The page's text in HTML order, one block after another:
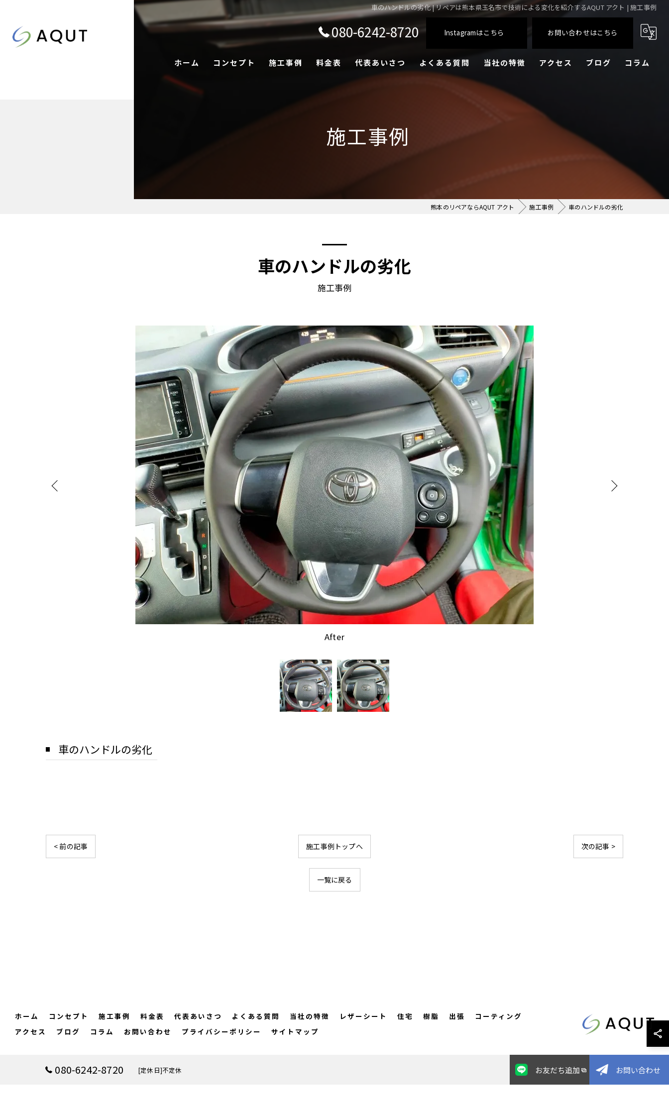
車のハンドルの劣化 | リペアは熊本県玉名市で技術による変化を紹介するAQUT アクト | 施工事例
080-6242-8720 Instagramはこちら お問い合わせはこちら
ホーム コンセプト 施工事例 料金表 代表あいさつ よくある質問 当社の特徴
レザーシート
アクセス ブログ コラム
施工事例
熊本のリペアならAQUT アクト 施工事例 車のハンドルの劣化
施工事例
車のハンドルの劣化
After
車のハンドルの劣化
< 前の記事 施工事例トップへ 次の記事 >
一覧に戻る
080-6242-8720 [定休日]不定休 お友だち追加 お問い合わせ
ホーム コンセプト 施工事例 料金表 代表あいさつ よくある質問 当社の特徴 レザーシート 住宅 樹脂 出張
コーティング
アクセス
ブログ コラム お問い合わせ プライバシーポリシー サイトマップ
お気軽にお問い合わせください